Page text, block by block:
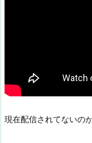
現在配信されてないのが